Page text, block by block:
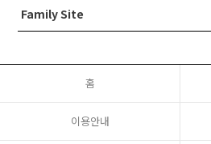
홈
이용안내